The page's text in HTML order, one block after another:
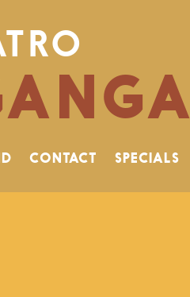
CONTACT SPECIALS